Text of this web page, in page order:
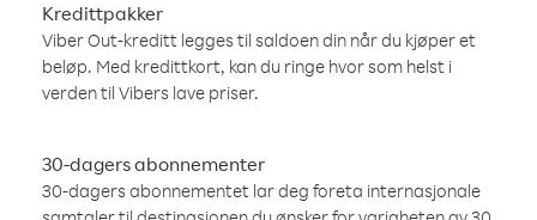
Kredittpakker
Viber Out-kreditt legges til saldoen din når du kjøper et
beløp. Med kredittkort, kan du ringe hvor som helst i
verden til Vibers lave priser.
30-dagers abonnementer
30-dagers abonnementet lar deg foreta internasjonale